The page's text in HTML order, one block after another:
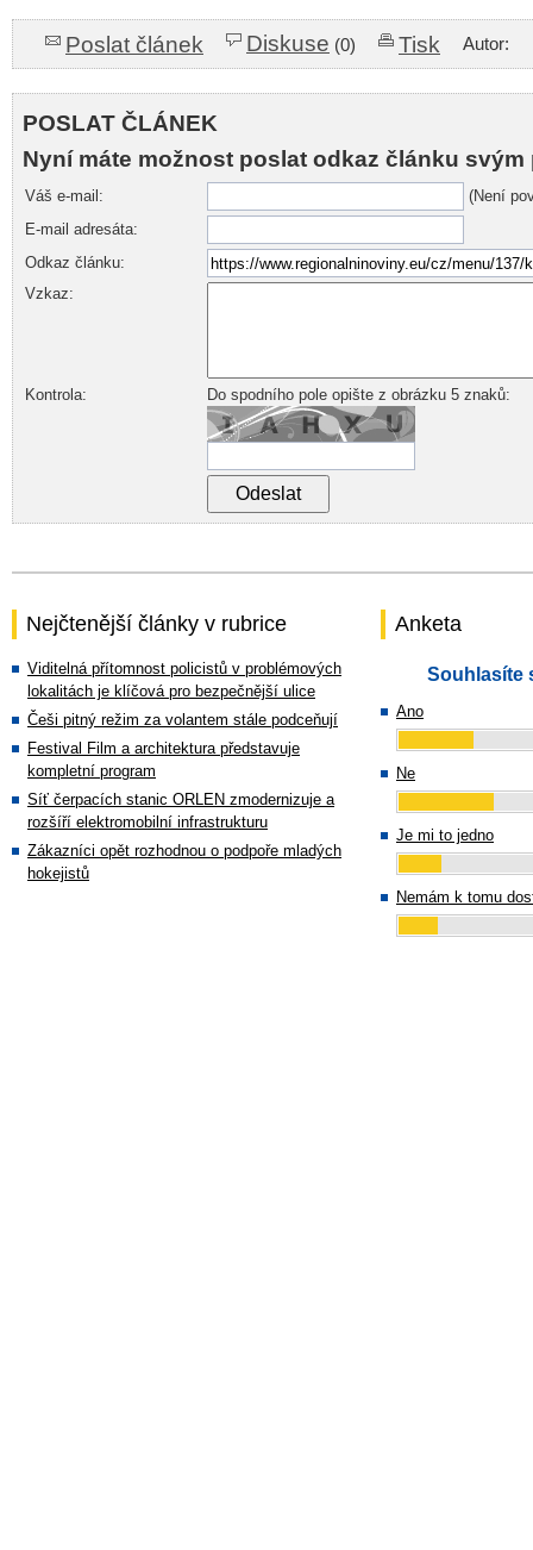
Poslat článek Diskuse (0) Tisk Autor:
POSLAT ČLÁNEK
Nyní máte možnost poslat odkaz článku svým
Váš e-mail:
(Není
E-mail adresáta:
Odkaz článku:
Vzkaz:
Kontrola: Do spodního pole opište z obrázku 5 znaků:
Nejčtenější články v rubrice
Viditelná přítomnost policistů v problémových
lokalitách je klíčová pro bezpečnější ulice
Češi pitný režim za volantem stále podceňují
Festival Film a architektura představuje
kompletní program
Síť čerpacích stanic ORLEN zmodernizuje a
rozšíří elektromobilní infrastrukturu
Zákazníci opět rozhodnou o podpoře mladých
hokejistů
Anketa
Souhlasíte
Ano
Ne
Je mi to jedno
Nemám k tomu